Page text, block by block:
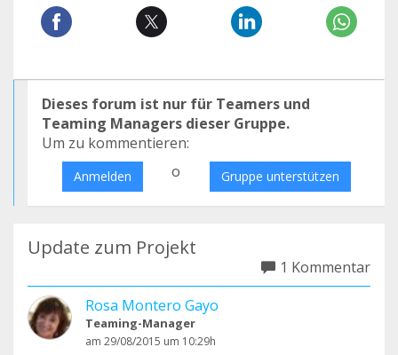
Dieses forum ist nur für Teamers und
Teaming Managers dieser Gruppe.
Um zu kommentieren:
Anmelden o Gruppe unterstützen
Update zum Projekt
1 Kommentar
Rosa Montero Gayo
Teaming-Manager
am 29/08/2015 um 10:29h